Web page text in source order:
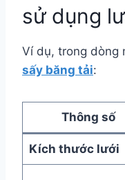
sử dụng
Ví dụ, trong dòng
sấy băng tải:
Thông số
Kích thước lưới